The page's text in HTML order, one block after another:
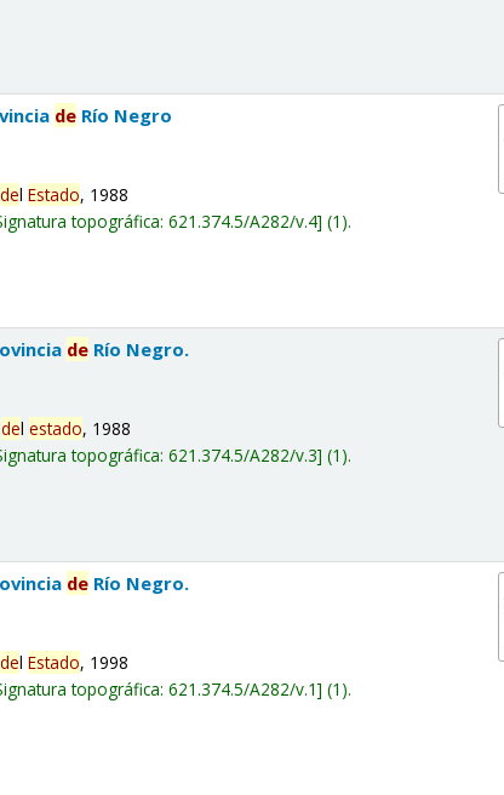
de Río Negro
delEstado, 1988
topográfica:621.374.5/A282/v.4 (1).
de Río Negro.
delestado, 1988
topográfica:621.374.5/A282/v.3 (1).
de Río Negro.
delEstado, 1998
topográfica:621.374.5/A282/v.1 (1).